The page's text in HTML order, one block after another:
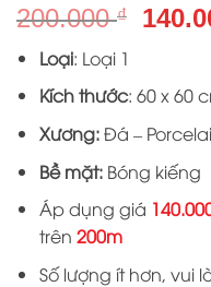
200.000₫
Giá
Loại: Loại 1
Kích thước: 60 x 60
Xương:Đá –
Bề mặt:Bóng kiếng
Áp dụng giá
trên 200m
Số lượng ít hơn, vui